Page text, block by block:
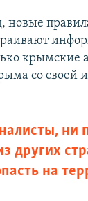
новые
крымские
со своей
ни
других
на